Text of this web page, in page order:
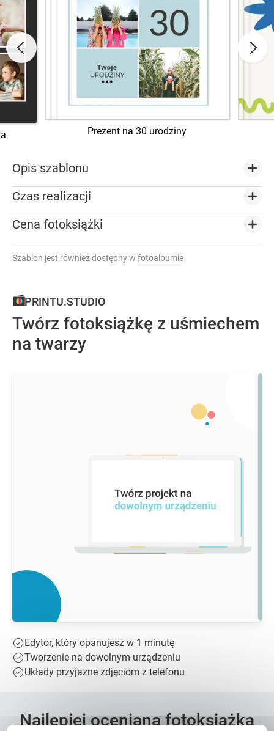
Prezent na 30 urodziny
Opis szablonu
Czas realizacji
Cena fotoksiążki
Szablon jest również dostępny w fotoalbumie
PRINTU.STUDIO
Twórz fotoksiążkę z uśmiechem
na twarzy
Edytor, który opanujesz w 1 minutę
Tworzenie na dowolnym urządzeniu
Układy przyjazne zdjęciom z telefonu
Najlepiej oceniana fotoksiążka